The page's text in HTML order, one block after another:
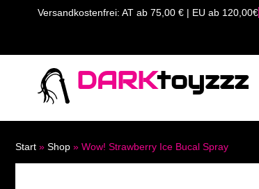
Versandkostenfrei: AT ab 75,00 € | EU ab 120,00€
DARKtoyzzz
Start » Shop » Wow! Strawberry Ice Bucal Spray